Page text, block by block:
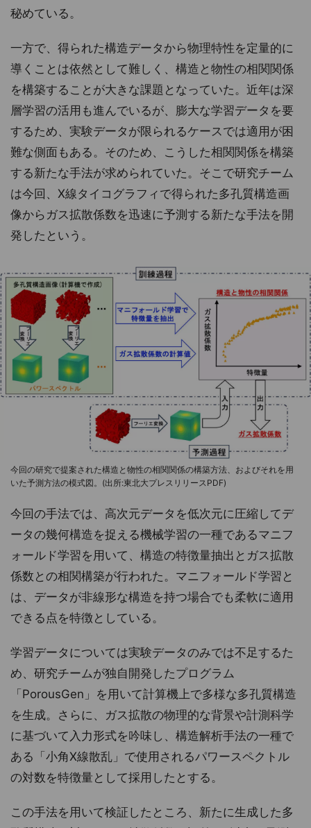
秘めている。
一方で、得られた構造データから物理特性を定量的に
導くことは依然として難しく、構造と物性の相関関係
を構築することが大きな課題となっていた。近年は深
層学習の活用も進んでいるが、膨大な学習データを要
するため、実験データが限られるケースでは適用が困
難な側面もある。そのため、こうした相関関係を構築
する新たな手法が求められていた。そこで研究チーム
は今回、X線タイコグラフィで得られた多孔質構造画
像からガス拡散係数を迅速に予測する新たな手法を開
発したという。
今回の研究で提案された構造と物性の相関関係の構築方法、およびそれを用
いた予測方法の模式図。(出所:東北大プレスリリースPDF)
今回の手法では、高次元データを低次元に圧縮してデ
ータの幾何構造を捉える機械学習の一種であるマニフ
ォールド学習を用いて、構造の特徴量抽出とガス拡散
係数との相関構築が行われた。マニフォールド学習と
は、データが非線形な構造を持つ場合でも柔軟に適用
できる点を特徴としている。
学習データについては実験データのみでは不足するた
め、研究チームが独自開発したプログラム
「PorousGen」を用いて計算機上で多様な多孔質構造
を生成。さらに、ガス拡散の物理的な背景や計測科学
に基づいて入力形式を吟味し、構造解析手法の一種で
ある「小角X線散乱」で使用されるパワースペクトル
の対数を特徴量として採用したとする。
この手法を用いて検証したところ、新たに生成した多